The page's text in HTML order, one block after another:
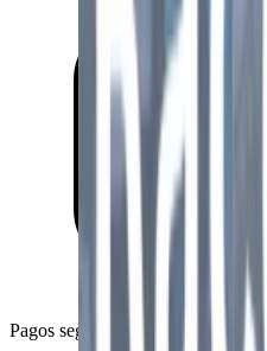
Pagos seguros con Stripe